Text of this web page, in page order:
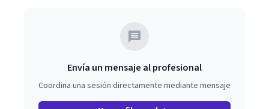
Envía un mensaje al profesional
Coordina una sesión directamente mediante mensaje